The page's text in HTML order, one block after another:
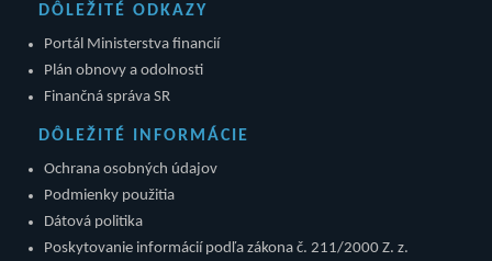
DÔLEŽITÉ ODKAZY
Portál Ministerstva financií
Plán obnovy a odolnosti
Finančná správa SR
DÔLEŽITÉ INFORMÁCIE
Ochrana osobných údajov
Podmienky použitia
Dátová politika
Poskytovanie informácií podľa zákona č. 211/2000 Z. z.